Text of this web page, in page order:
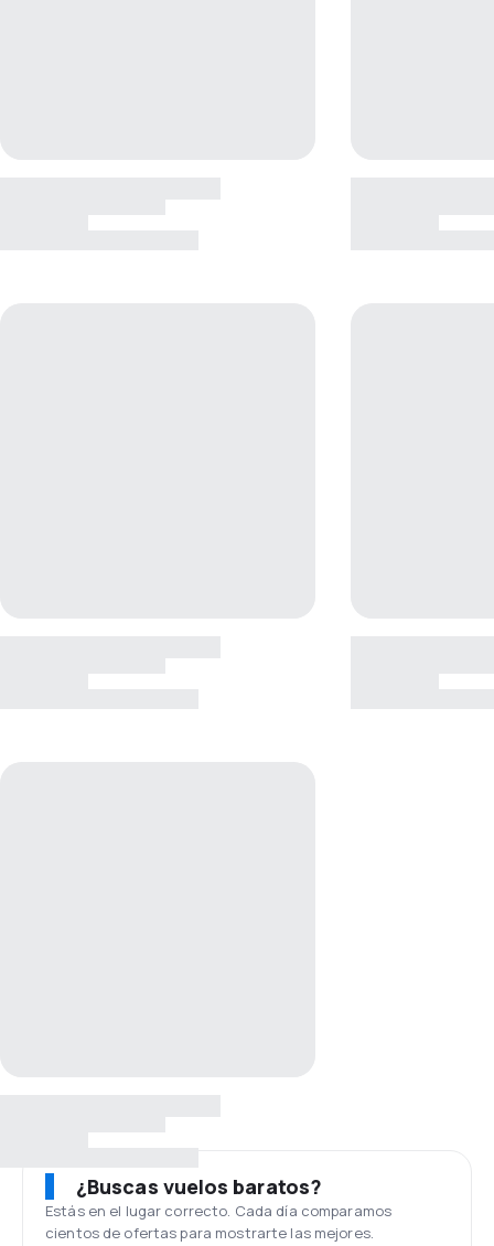
¿Buscas vuelos baratos?
Estás en el lugar correcto. Cada día comparamos
cientos de ofertas para mostrarte las mejores.